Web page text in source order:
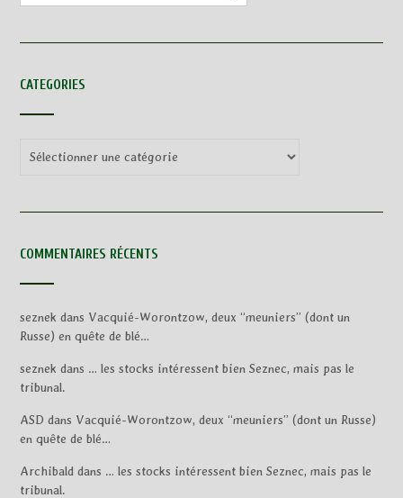
CATEGORIES
COMMENTAIRES RÉCENTS
seznek dans Vacquié-Worontzow, deux “meuniers” (dont un
Russe) en quête de blé…
seznek dans … les stocks intéressent bien Seznec, mais pas le
tribunal.
ASD dans Vacquié-Worontzow, deux “meuniers” (dont un Russe)
en quête de blé…
Archibald dans … les stocks intéressent bien Seznec, mais pas le
tribunal.